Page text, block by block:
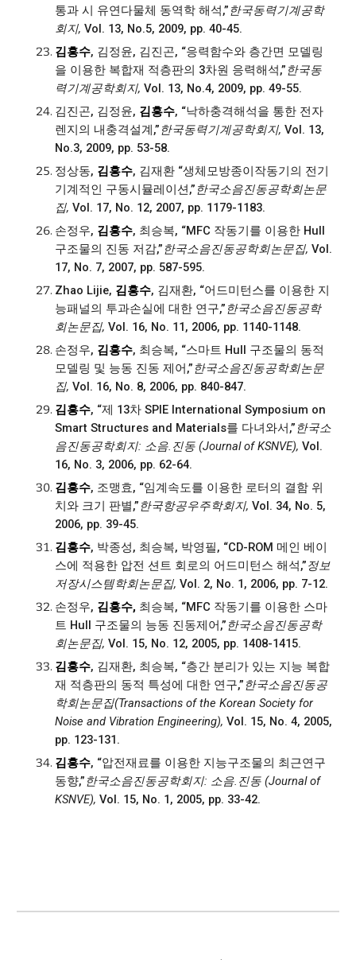
통과 시 유연다물체 동역학 해석,” 한국동력기계공학
회지, Vol. 13, No.5, 2009, pp. 40-45.
김흥수, 김정윤, 김진곤, “응력함수와 층간면 모델링
을 이용한 복합재 적층판의 3차원 응력해석,” 한국동
력기계공학회지, Vol. 13, No.4, 2009, pp. 49-55.
김진곤, 김정윤, 김흥수, “낙하충격해석을 통한 전자
렌지의 내충격설계,” 한국동력기계공학회지, Vol. 13,
No.3, 2009, pp. 53-58.
정상동, 김흥수, 김재환 “생체모방종이작동기의 전기
기계적인 구동시뮬레이션,” 한국소음진동공학회논문
집, Vol. 17, No. 12, 2007, pp. 1179-1183.
손정우, 김흥수, 최승복, “MFC 작동기를 이용한 Hull
구조물의 진동 저감,” 한국소음진동공학회논문집, Vol.
17, No. 7, 2007, pp. 587-595.
Zhao Lijie, 김흥수, 김재환, “어드미턴스를 이용한 지
능패널의 투과손실에 대한 연구,” 한국소음진동공학
회논문집, Vol. 16, No. 11, 2006, pp. 1140-1148.
손정우, 김흥수, 최승복, “스마트 Hull 구조물의 동적
모델링 및 능동 진동 제어,” 한국소음진동공학회논문
집, Vol. 16, No. 8, 2006, pp. 840-847.
김흥수, “제 13차 SPIE International Symposium on
Smart Structures and Materials를 다녀와서,” 한국소
음진동공학회지: 소음.진동 (Journal of KSNVE), Vol.
16, No. 3, 2006, pp. 62-64.
김흥수, 조맹효, “임계속도를 이용한 로터의 결함 위
치와 크기 판별,” 한국항공우주학회지, Vol. 34, No. 5,
2006, pp. 39-45.
김흥수, 박종성, 최승복, 박영필, “CD-ROM 메인 베이
스에 적용한 압전 션트 회로의 어드미턴스 해석,”정보
저장시스템학회논문집, Vol. 2, No. 1, 2006, pp. 7-12.
손정우, 김흥수, 최승복, “MFC 작동기를 이용한 스마
트 Hull 구조물의 능동 진동제어,” 한국소음진동공학
회논문집, Vol. 15, No. 12, 2005, pp. 1408-1415.
김흥수, 김재환, 최승복, “층간 분리가 있는 지능 복합
재 적층판의 동적 특성에 대한 연구,” 한국소음진동공
학회논문집(Transactions of the Korean Society for
Noise and Vibration Engineering), Vol. 15, No. 4, 2005,
pp. 123-131.
김흥수, “압전재료를 이용한 지능구조물의 최근연구
동향,” 한국소음진동공학회지: 소음.진동 (Journal of
KSNVE), Vol. 15, No. 1, 2005, pp. 33-42.